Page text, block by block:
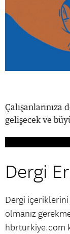
Çalışanlarınıza
gelişecek ve
Dergi
Dergi
olmanız
hbrturkiye.com